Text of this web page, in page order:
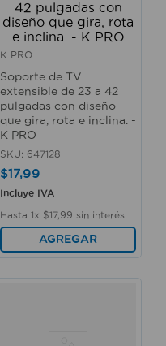
K PRO
Soporte de TV
extensible de 23 a 42
pulgadas con diseño
que gira, rota e inclina. -
K PRO
SKU: 647128
$17,99
Incluye IVA
Hasta 1x $17, 99 sin interés
AGREGAR